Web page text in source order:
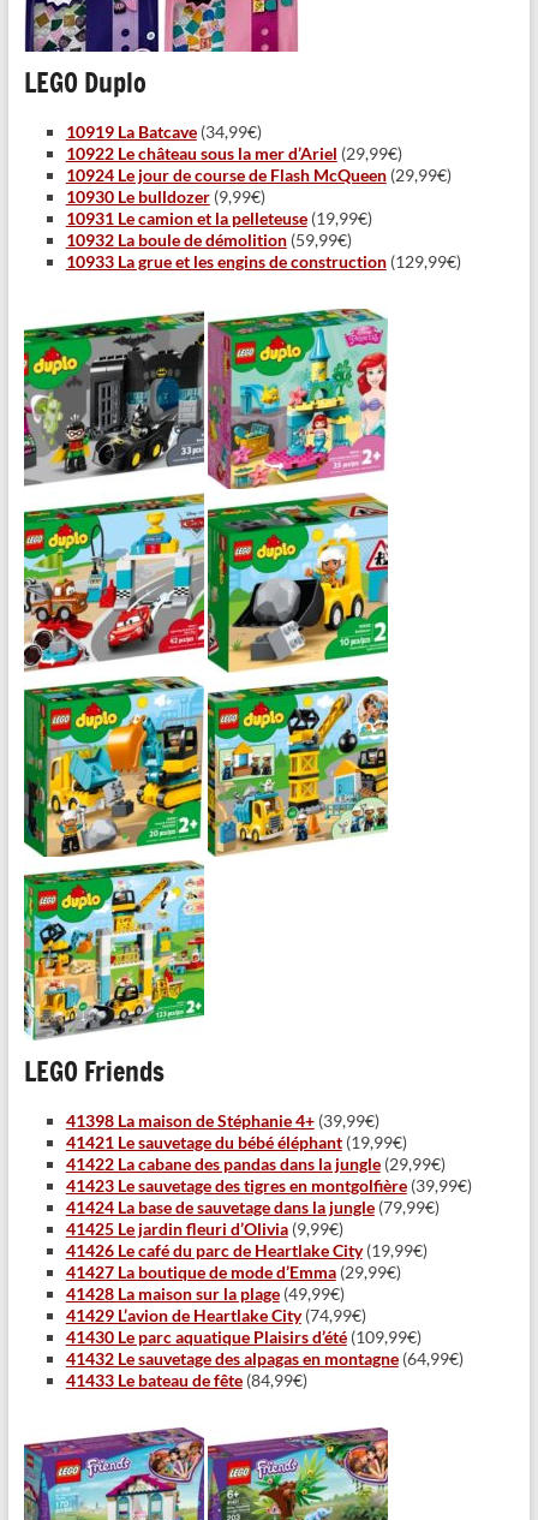
LEGO Duplo
10919 La Batcave(34,99€)
10922 Le château sous la mer d’Ariel (29,99€)
10924 Le jour de course de Flash McQueen(29,99€)
10930 Le bulldozer(9,99€)
10931 Le camion et la pelleteuse(19,99€)
10932 La boule de démolition(59,99€)
10933 La grue et les engins de construction(129,99€)
LEGO Friends
41398 La maison de Stéphanie 4+(39,99€)
41421 Le sauvetage du bébé éléphant(19,99€)
41422 La cabane des pandas dans la jungle(29,99€)
41423 Le sauvetage des tigres en montgolfière(39,99€)
41424 La base de sauvetage dans la jungle(79,99€)
41425 Le jardin fleuri d’Olivia(9,99€)
41426 Le café du parc de Heartlake City(19,99€)
41427 La boutique de mode d’Emma(29,99€)
41428 La maison sur la plage(49,99€)
41429 L’avion de Heartlake City(74,99€)
41430 Le parc aquatique Plaisirs d’été(109,99€)
41432 Le sauvetage des alpagas en montagne(64,99€)
41433 Le bateau de fête(84,99€)